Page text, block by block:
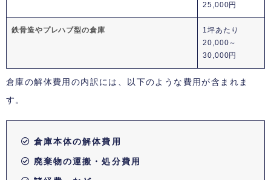
25,000円
鉄骨造やプレハブ型の倉庫
1坪あたり
20,000～
30,000円
倉庫の解体費用の内訳には、以下のような費用が含まれま
す。
倉庫本体の解体費用
廃棄物の運搬・処分費用